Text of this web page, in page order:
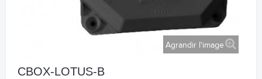
Agrandir l'image
CBOX-LOTUS-B